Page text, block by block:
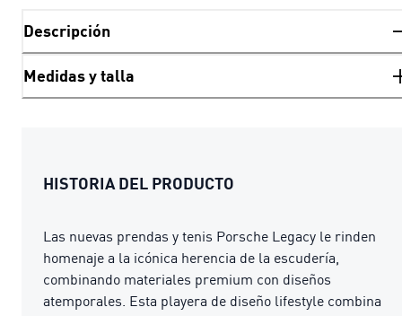
Descripción
Medidas y talla
HISTORIA DEL PRODUCTO
Las nuevas prendas y tenis Porsche Legacy le rinden
homenaje a la icónica herencia de la escudería,
combinando materiales premium con diseños
atemporales. Esta playera de diseño lifestyle combina